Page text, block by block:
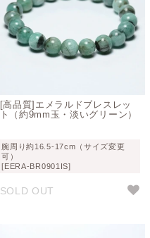
[高品質]エメラルドブレスレッ
ト（約9mm玉・淡いグリーン）
腕周り約16.5-17cm（サイズ変更
可）
[EERA-BR0901IS]
SOLD OUT